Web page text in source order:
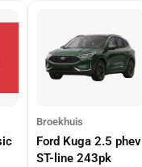
Broekhuis
Ford Kuga 2.5 phev
ST-line 243pk